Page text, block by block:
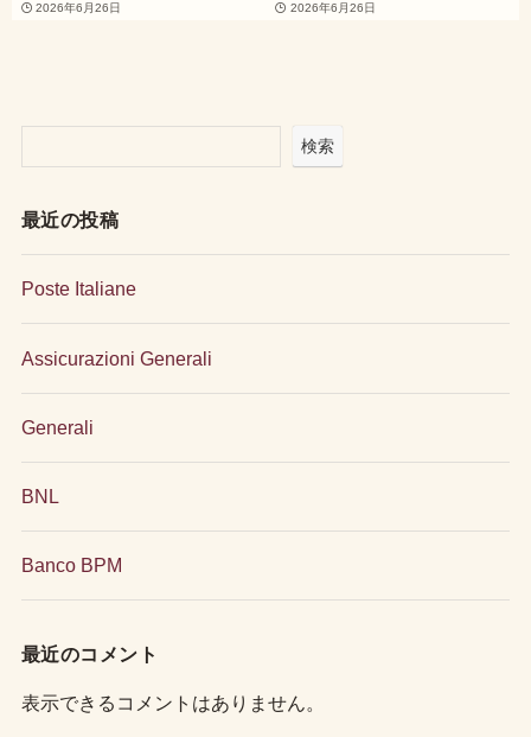
2026年6月26日 2026年6月26日
検索
最近の投稿
Poste Italiane
Assicurazioni Generali
Generali
BNL
Banco BPM
最近のコメント
表示できるコメントはありません。